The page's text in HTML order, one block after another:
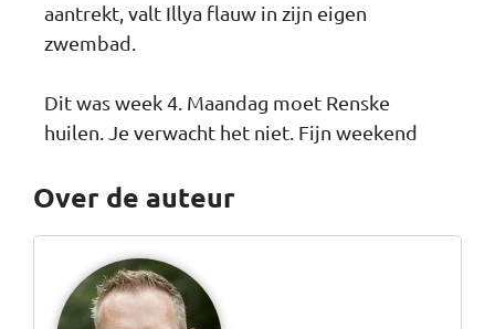
aantrekt, valt Illya flauw in zijn eigen
zwembad.
Dit was week 4. Maandag moet Renske
huilen. Je verwacht het niet. Fijn weekend
Over de auteur